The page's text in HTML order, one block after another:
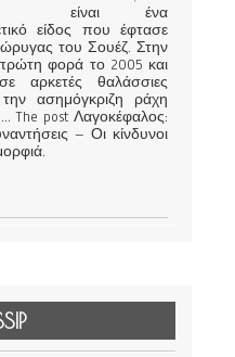
είναι ένα
είδος που έφτασε
του Σουέζ. Στην
φορά το 2005 και
αρκετές θαλάσσιες
ασημόγκριζη ράχη
The post Λαγοκέφαλος:
– Οι κίνδυνοι